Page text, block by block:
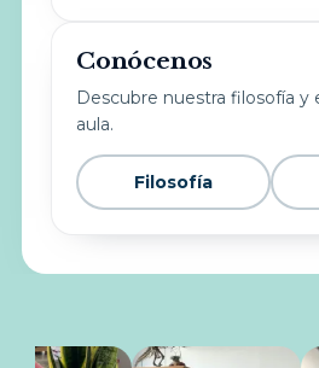
Conócenos
Descubre nuestra filosofía y
aula.
Filosofía